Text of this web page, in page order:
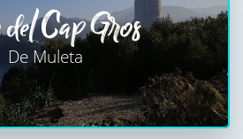
Cap Gros
De Muleta